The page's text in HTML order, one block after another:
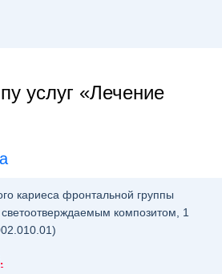
услуг «Лечение
кариеса фронтальной группы
композитом, 1